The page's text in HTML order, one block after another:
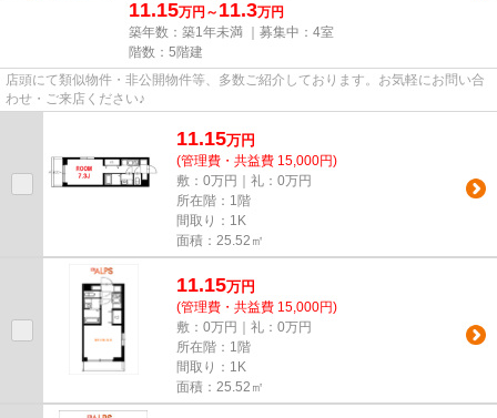
11.15万円～ 11.3万円
築年数：築1年未満 ｜募集中： 4室
階数：5階建
店頭にて類似物件・非公開物件等、多数ご紹介しております。お気軽にお問い合
わせ・ご来店ください♪
11.15万円
(管理費・共益費 15,000円)
敷：0万円｜礼：0万円
所在階：1階
間取り：1K
面積：25.52㎡
11.15万円
(管理費・共益費 15,000円)
敷：0万円｜礼：0万円
所在階：1階
間取り：1K
面積：25.52㎡